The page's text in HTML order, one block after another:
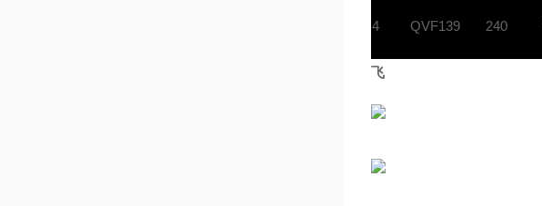
4 QVF139 240
飞